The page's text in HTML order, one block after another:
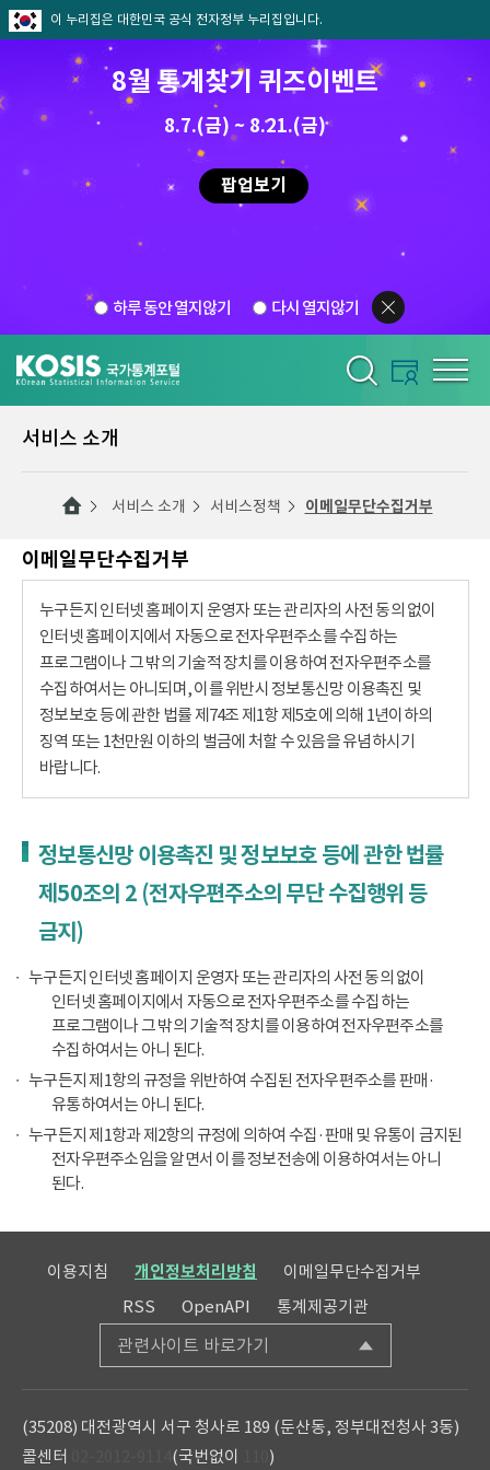
이 누리집은 대한민국 공식 전자정부 누리집입니다.
8월 통계찾기 퀴즈이벤트
8.7.(금) ~ 8.21.(금)
팝업보기
하루 동안 열지않기 다시 열지않기
서비스 소개
서비스 소개 서비스정책 이메일무단수집거부
이메일무단수집거부
누구든지 인터넷 홈페이지 운영자 또는 관리자의 사전 동의 없이
인터넷 홈페이지에서 자동으로 전자우편주소를 수집하는
프로그램이나 그 밖의 기술적 장치를 이용하여 전자우편주소를
수집하여서는 아니되며, 이를 위반시 정보통신망 이용촉진 및
정보보호 등에 관한 법률 제74조 제1항 제5호에 의해 1년이하의
징역 또는 1천만원 이하의 벌금에 처할 수 있음을 유념하시기
바랍니다.
정보통신망 이용촉진 및 정보보호 등에 관한 법률
제50조의 2 (전자우편주소의 무단 수집행위 등
금지)
누구든지 인터넷 홈페이지 운영자 또는 관리자의 사전 동의 없이
인터넷 홈페이지에서 자동으로 전자우편주소를 수집하는
프로그램이나 그 밖의 기술적 장치를 이용하여 전자우편주소를
수집하여서는 아니 된다.
누구든지 제1항의 규정을 위반하여 수집된 전자우편주소를 판매·
유통하여서는 아니 된다.
누구든지 제1항과 제2항의 규정에 의하여 수집·판매 및 유통이 금지된
전자우편주소임을 알면서 이를 정보전송에 이용하여서는 아니
된다.
이용지침 개인정보처리방침
이메일무단수집거부
RSS
OpenAPI 통계제공기관
관련사이트 바로가기
(35208) 대전광역시 서구 청사로 189 (둔산동, 정부대전청사 3동)
콜센터
(국번없이 )